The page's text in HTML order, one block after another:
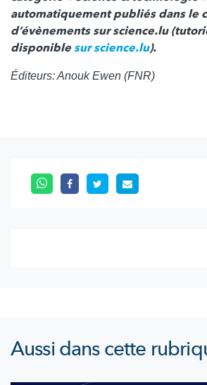
automatiquement publiés dans le
d’évènements sur science.lu
disponiblesur science.lu).
Éditeurs: Anouk Ewen (FNR)
Aussi dans cette